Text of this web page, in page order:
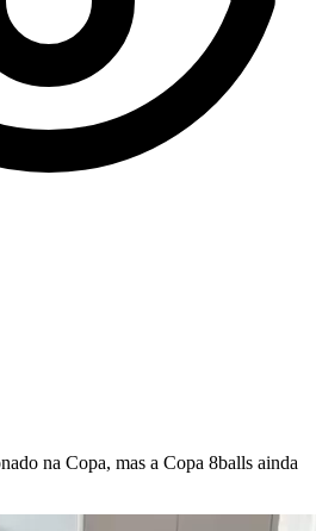
na Copa, mas a Copa 8balls ainda